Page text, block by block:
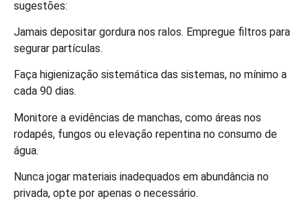
sugestões:
Jamais depositar gordura nos ralos. Empregue filtros para
segurar partículas.
Faça higienização sistemática das sistemas, no mínimo a
cada 90 dias.
Monitore a evidências de manchas, como áreas nos
rodapés, fungos ou elevação repentina no consumo de
água.
Nunca jogar materiais inadequados em abundância no
privada, opte por apenas o necessário.